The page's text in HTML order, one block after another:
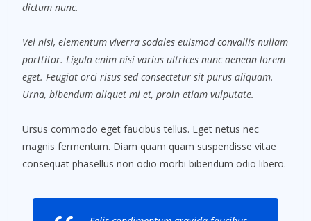
dictum nunc.
Vel nisl, elementum viverra sodales euismod convallis nullam
porttitor. Ligula enim nisi varius ultrices nunc aenean lorem
eget. Feugiat orci risus sed consectetur sit purus aliquam.
Urna, bibendum aliquet mi et, proin etiam vulputate.
Ursus commodo eget faucibus tellus. Eget netus nec
magnis fermentum. Diam quam quam suspendisse vitae
consequat phasellus non odio morbi bibendum odio libero.